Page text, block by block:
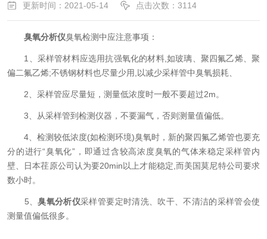
更新时间：2021-05-14 点击次数：3114
臭氧分析仪臭氧检测中应注意事项：
1、采样管材料应选用抗强氧化的材料,如玻璃、聚四氟乙烯、聚
偏二氟乙烯;不锈钢材料也尽量少用,以减少采样管中臭氧损耗、
2、采样管应尽量短，测量低浓度时一般不要超过2m。
3、从采样管到检测仪器，不要漏气，否则测量值偏低。
4、检测较低浓度(如检测环境)臭氧时，新的聚四氟乙烯管也要充
分的进行“臭氧化”，即通过含较高浓度臭氧的气体来稳定采样管内
壁、日本荏原公司认为要20min以上才能稳定,而美国莫尼特公司要求
数小时。
5、臭氧分析仪采样管要定时清洗、吹干、不清洁的采样管会使
测量值偏低很多。